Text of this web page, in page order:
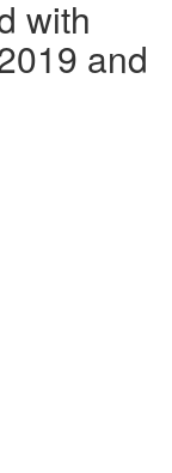
with
and